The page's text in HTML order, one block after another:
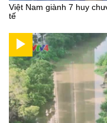
Việt Nam giành 7 huy
tế